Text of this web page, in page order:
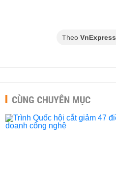
Theo VnExpress
CÙNG CHUYÊN MỤC